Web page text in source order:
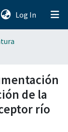
Log In (current)
de la
río